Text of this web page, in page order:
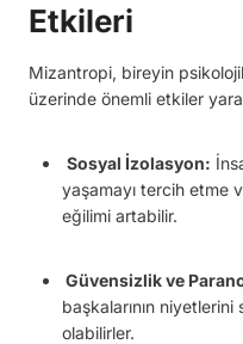
Etkileri
Mizantropi, bireyin
üzerinde önemli etkiler
Sosyal İzolasyon:
yaşamayı tercih etme
eğilimi artabilir.
Güvensizlik ve
başkalarının
olabilirler.